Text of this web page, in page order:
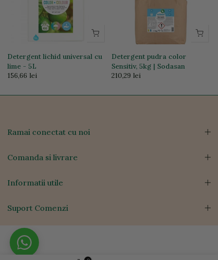
Detergent lichid universal cu
lime - 5L
156,66 lei
Detergent pudra color
Sensitiv, 5kg | Sodasan
210,29 lei
Ramai conectat cu noi
Comanda si livrare
Informatii utile
Suport Comenzi